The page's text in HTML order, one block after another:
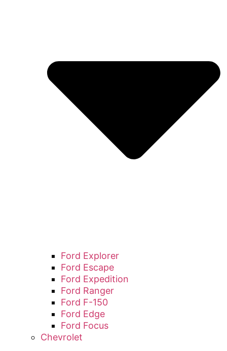
Ford Explorer
Ford Escape
Ford Expedition
Ford Ranger
Ford F-150
Ford Edge
Ford Focus
Chevrolet